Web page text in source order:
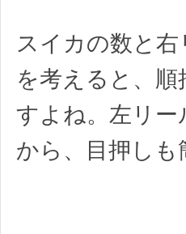
スイカの数と
を考えると、
すよね。左リ
から、目押し